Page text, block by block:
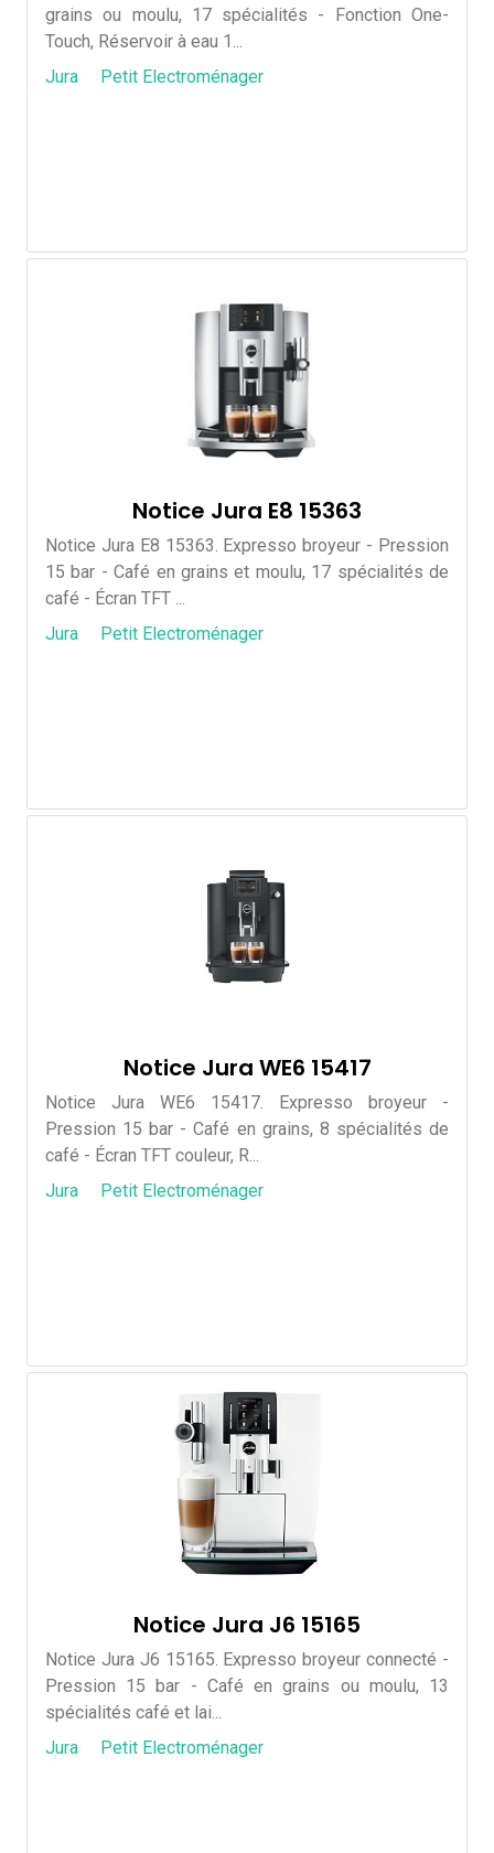
grains ou moulu, 17 spécialités - Fonction One-
Touch, Réservoir à eau 1...
Jura
Petit Electroménager
Notice Jura E8 15363
Notice Jura E8 15363. Expresso broyeur - Pression
15 bar - Café en grains et moulu, 17 spécialités de
café - Écran TFT ...
Jura
Petit Electroménager
Notice Jura WE6 15417
Notice Jura WE6 15417. Expresso broyeur -
Pression 15 bar - Café en grains, 8 spécialités de
café - Écran TFT couleur, R...
Jura
Petit Electroménager
Notice Jura J6 15165
Notice Jura J6 15165. Expresso broyeur connecté -
Pression 15 bar - Café en grains ou moulu, 13
spécialités café et lai...
Jura
Petit Electroménager